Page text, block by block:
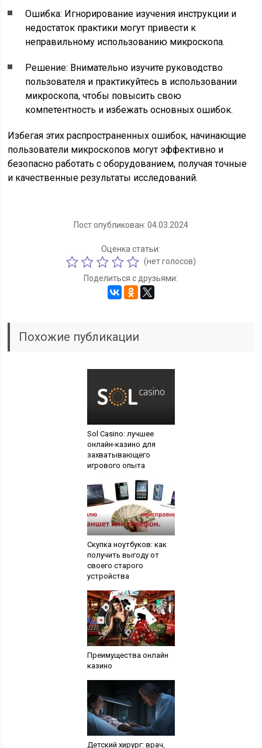
Ошибка: Игнорирование изучения инструкции и
недостаток практики могут привести к
неправильному использованию микроскопа.
Решение: Внимательно изучите руководство
пользователя и практикуйтесь в использовании
микроскопа, чтобы повысить свою
компетентность и избежать основных ошибок.
Избегая этих распространенных ошибок, начинающие
пользователи микроскопов могут эффективно и
безопасно работать с оборудованием, получая точные
и качественные результаты исследований.
Пост опубликован: 04.03.2024
Оценка статьи:
(нет голосов)
Поделиться с друзьями:
Похожие публикации
Sol Casino: лучшее
онлайн-казино для
захватывающего
игрового опыта
Скупка ноутбуков: как
получить выгоду от
своего старого
устройства
Преимущества онлайн
казино
Детский хирург: врач,